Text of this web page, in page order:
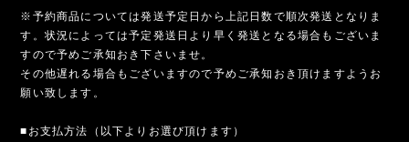
※予約商品については発送予定日から上記日数で順次発送となりま
す。状況によっては予定発送日より早く発送となる場合もございま
すので予めご承知おき下さいませ。
その他遅れる場合もございますので予めご承知おき頂けますようお
願い致します。
■お支払方法（以下よりお選び頂けます）